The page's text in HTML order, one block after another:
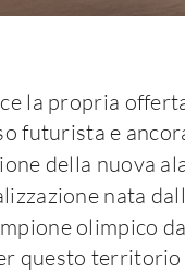
la propria
futurista e
della nuova
nata
olimpico
questo territorio